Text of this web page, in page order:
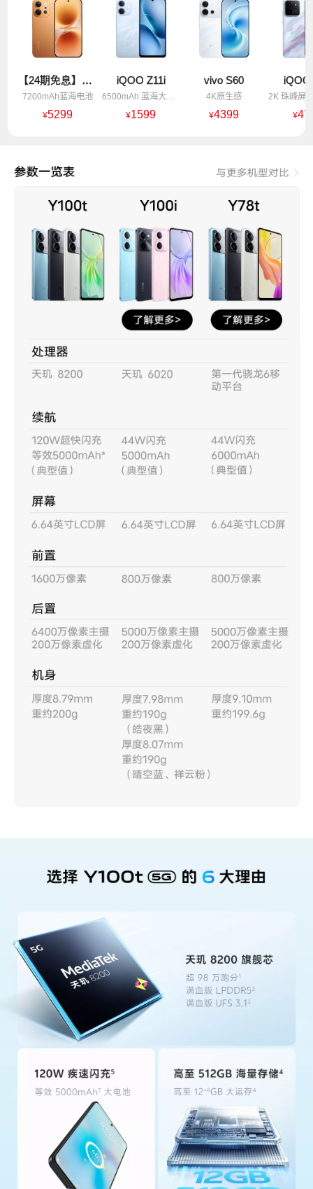
【24期免息】vivo X300 E
7200mAh蓝海电池
¥5299
iQOO Z11i
6500mAh 蓝海大电池
¥1599
vivo S60
4K原生感
¥4399
iQOO
¥